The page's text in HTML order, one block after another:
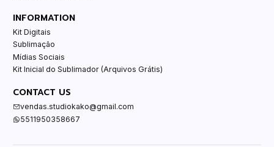
INFORMATION
Kit Digitais
Sublimação
Mídias Sociais
Kit Inicial do Sublimador (Arquivos Grátis)
CONTACT US
vendas.studiokako@gmail.com
5511950358667